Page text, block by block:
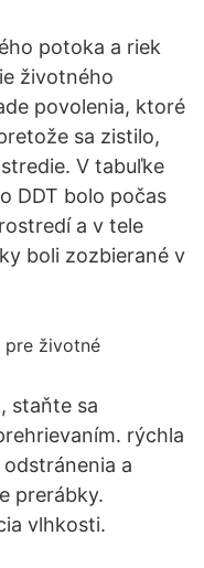
potoka a riek
životného
povolenia, ktoré
sa zistilo,
V tabuľke
DDT bolo počas
a v tele
boli zozbierané v
staňte sa
rýchla
a
prerábky.
vlhkosti.